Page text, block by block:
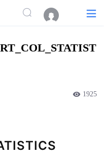
1925